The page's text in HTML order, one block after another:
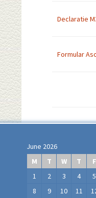
Declaratie
Formular
June 2026
M
T W T F
1
2 3 4 5
8
9 10 11